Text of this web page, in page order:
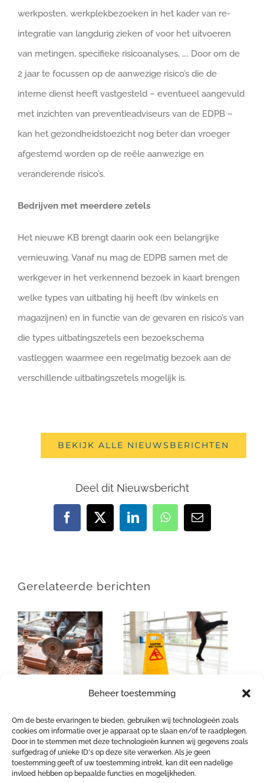
Beheer toestemming
Om de beste ervaringen te bieden, gebruiken wij technologieën zoals
cookies om informatie over je apparaat op te slaan en/of te raadplegen.
Door in te stemmen met deze technologieën kunnen wij gegevens zoals
surfgedrag of unieke ID's op deze site verwerken. Als je geen
toestemming geeft of uw toestemming intrekt, kan dit een nadelige
invloed hebben op bepaalde functies en mogelijkheden.
werkposten, werkplekbezoeken in het kader van re-
integratie van langdurig zieken of voor het uitvoeren
van metingen, specifieke risicoanalyses, …. Door om de
2 jaar te focussen op de aanwezige risico’s die de
interne dienst heeft vastgesteld – eventueel aangevuld
met inzichten van preventieadviseurs van de EDPB –
kan het gezondheidstoezicht nog beter dan vroeger
afgestemd worden op de reële aanwezige en
veranderende risico’s.
Bedrijven met meerdere zetels
Het nieuwe KB brengt daarin ook een belangrijke
vernieuwing. Vanaf nu mag de EDPB samen met de
werkgever in het verkennend bezoek in kaart brengen
welke types van uitbating hij heeft (bv winkels en
magazijnen) en in functie van de gevaren en risico’s van
die types uitbatingszetels een bezoekschema
vastleggen waarmee een regelmatig bezoek aan de
verschillende uitbatingszetels mogelijk is.
BEKIJK ALLE NIEUWSBERICHTEN
Deel dit Nieuwsbericht
Facebook
X LinkedInWhatsApp
E-
mail
Gerelateerde berichten
preventieadviseur
volgens de
rechtspraak worden
ontslagen?
nieuwe
asbestregels voor
eenvoudige
handelingen precies